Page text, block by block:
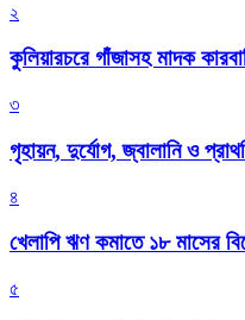
২
কুলিয়ারচরে গাঁজাসহ মাদক
৩
গৃহায়ন, দুর্যোগ, জ্বালানি ও
৪
খেলাপি ঋণ কমাতে ১৮ মাসের
৫